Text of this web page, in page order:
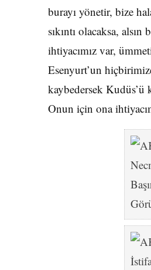
burayı yönetir, bize
sıkıntı olacaksa,
ihtiyacımız var,
Esenyurt’un
kaybedersek Kudüs’ü
Onun için ona